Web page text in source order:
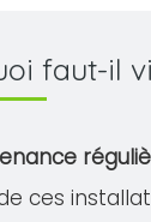
faut-il
ces